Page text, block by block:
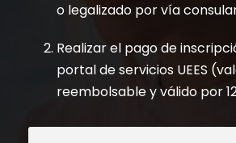
o legalizado por vía
Realizar el pago de
portal de servicios UEES
reembolsable y válido por